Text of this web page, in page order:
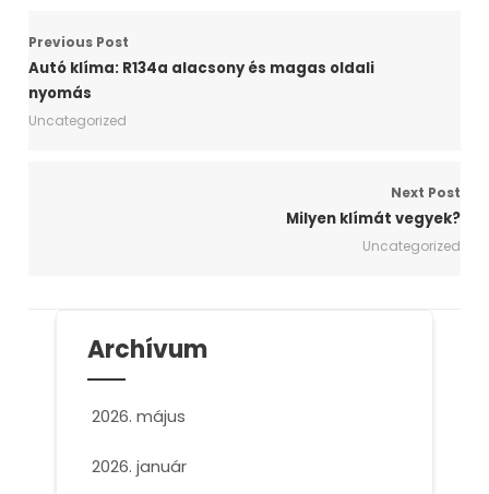
Previous Post
Autó klíma: R134a alacsony és magas oldali
nyomás
Uncategorized
Next Post
Milyen klímát vegyek?
Uncategorized
Archívum
2026. május
2026. január